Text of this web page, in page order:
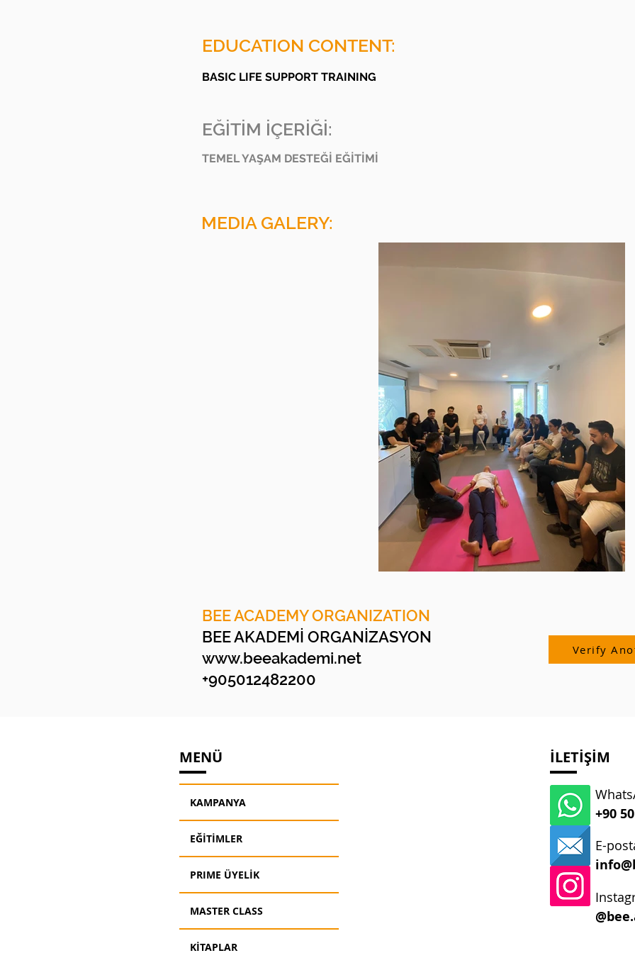
EDUCATION CONTENT:
BASIC LIFE SUPPORT TRAINING
EĞİTİM İÇERİĞİ:
TEMEL YAŞAM DESTEĞİ EĞİTİMİ
MEDIA GALERY:
BEE ACADEMY ORGANIZATION
BEE AKADEMİ ORGANİZASYON
www.beeakademi.net
+905012482200
Verify
MENÜ
KAMPANYA
EĞİTİMLER
PRIME ÜYELİK
MASTER CLASS
KİTAPLAR
İLETİŞİM
+90
E-